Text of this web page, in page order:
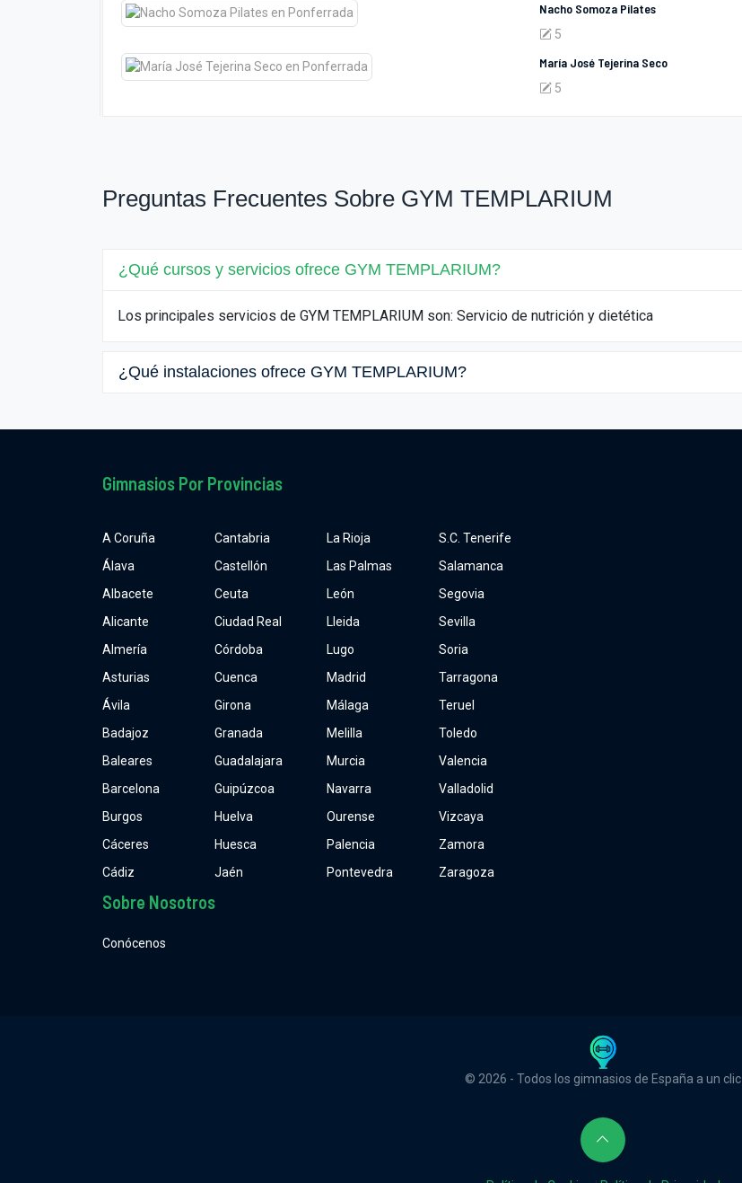
Nacho Somoza Pilates
5
María José Tejerina Seco
5
Preguntas Frecuentes Sobre GYM TEMPLARIUM
¿Qué cursos y servicios ofrece GYM TEMPLARIUM?
Los principales servicios de GYM TEMPLARIUM son: Servicio de nutrición y dietética
¿Qué instalaciones ofrece GYM TEMPLARIUM?
Gimnasios Por Provincias
A Coruña
Álava
Albacete
Alicante
Almería
Asturias
Ávila
Badajoz
Baleares
Barcelona
Burgos
Cáceres
Cádiz
Cantabria
Castellón
Ceuta
Ciudad Real
Córdoba
Cuenca
Girona
Granada
Guadalajara
Guipúzcoa
Huelva
Huesca
Jaén
La Rioja
Las Palmas
León
Lleida
Lugo
Madrid
Málaga
Melilla
Murcia
Navarra
Ourense
Palencia
Pontevedra
S.C. Tenerife
Salamanca
Segovia
Sevilla
Soria
Tarragona
Teruel
Toledo
Valencia
Valladolid
Vizcaya
Zamora
Zaragoza
Sobre Nosotros
Conócenos
© 2026 - Todos los gimnasios de España a un clic